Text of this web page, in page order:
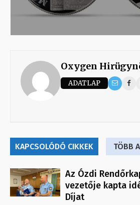
Oxygen
ADATLAP
KAPCSOLÓDÓ CIKKEK TÖBB
Az Ózdi
vezetője kapta
Díjat